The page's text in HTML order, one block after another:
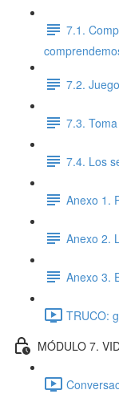
7.1.
7.2.
7.3.
7.4. Los
Anexo 1.
Anexo 2.
Anexo 3.
TRUCO:
MÓDULO 7.